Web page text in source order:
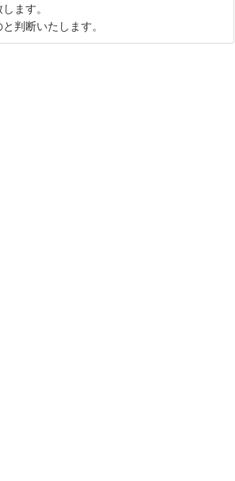
ます。
判断いたします。